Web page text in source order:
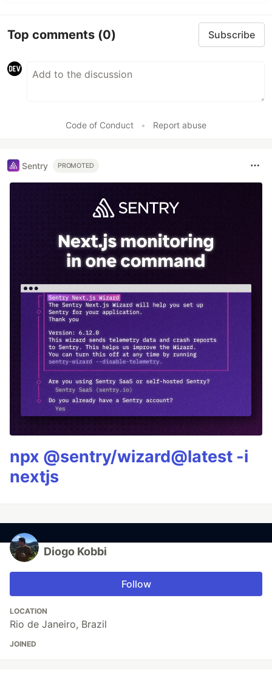
Top comments (0) Subscribe
Code of Conduct • Report abuse
Sentry PROMOTED
npx @sentry/wizard@latest -i
nextjs
Diogo Kobbi
Follow
LOCATION
Rio de Janeiro, Brazil
JOINED